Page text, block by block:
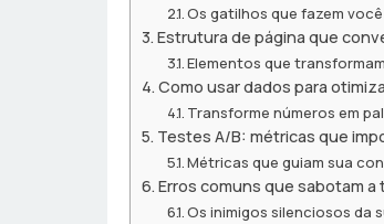
Os gatilhos que fazem
Estrutura de página que
Elementos que
Como usar dados para
Transforme números em
Testes A/B: métricas que
Métricas que guiam sua
Erros comuns que sabotam a
Os inimigos silenciosos da